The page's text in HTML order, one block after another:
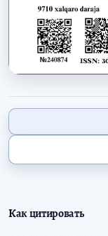
Как цитировать